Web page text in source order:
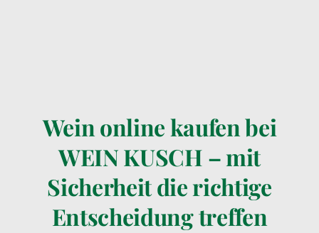
Wein online kaufen bei
WEIN KUSCH – mit
Sicherheit die richtige
Entscheidung treffen